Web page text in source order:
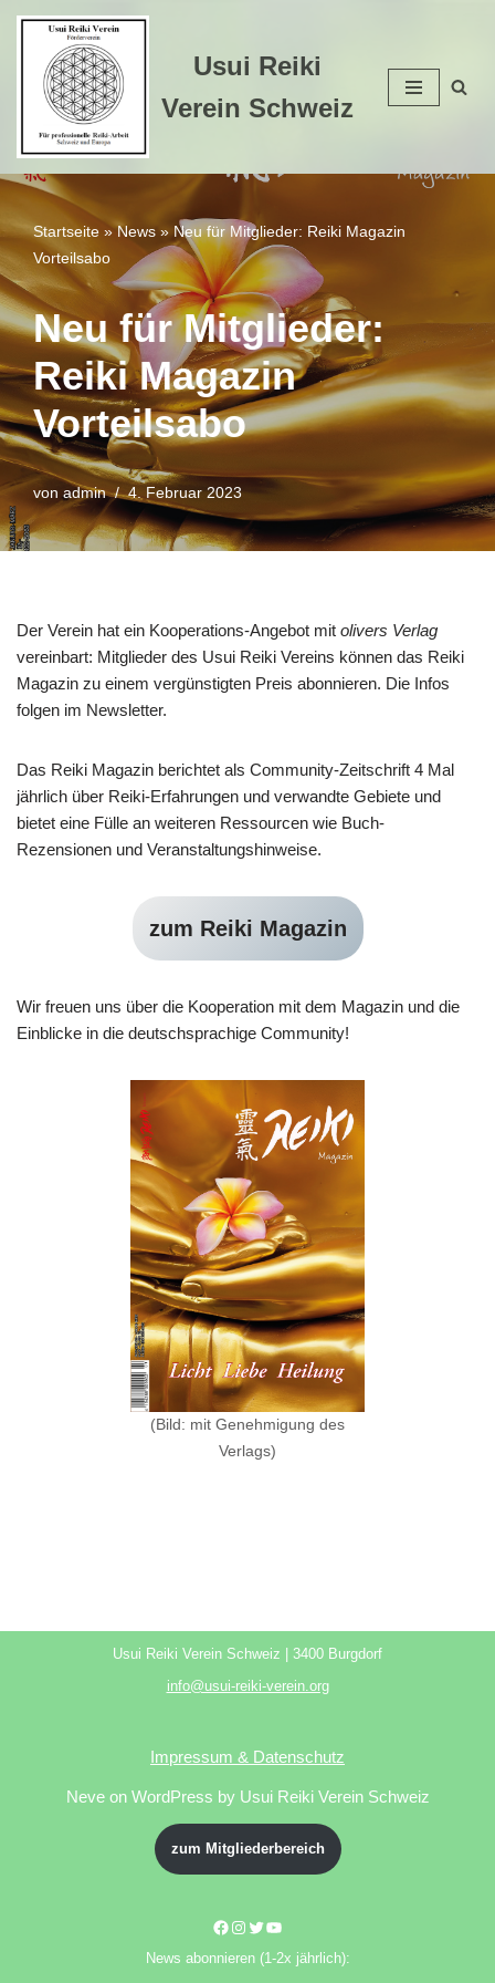
Zum
Inhalt
springen
Usui Reiki
Verein Schweiz
Startseite »News » Neu für Mitglieder: Reiki Magazin
Vorteilsabo
Neu für Mitglieder:
Reiki Magazin
Vorteilsabo
vonadmin 4. Februar 2023
Der Verein hat ein Kooperations-Angebot mit olivers Verlag
vereinbart: Mitglieder des Usui Reiki Vereins können das Reiki
Magazin zu einem vergünstigten Preis abonnieren. Die Infos
folgen im Newsletter.
Das Reiki Magazin berichtet als Community-Zeitschrift 4 Mal
jährlich über Reiki-Erfahrungen und verwandte Gebiete und
bietet eine Fülle an weiteren Ressourcen wie Buch-
Rezensionen und Veranstaltungshinweise.
zum Reiki Magazin
Wir freuen uns über die Kooperation mit dem Magazin und die
Einblicke in die deutschsprachige Community!
(Bild: mit Genehmigung des
Verlags)
Usui Reiki Verein Schweiz | 3400 Burgdorf
info@usui-reiki-verein.org
Impressum & Datenschutz
Neveon WordPress by Usui Reiki Verein Schweiz
zum Mitgliederbereich
News abonnieren (1-2x jährlich):